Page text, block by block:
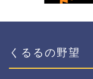
くるるの野望